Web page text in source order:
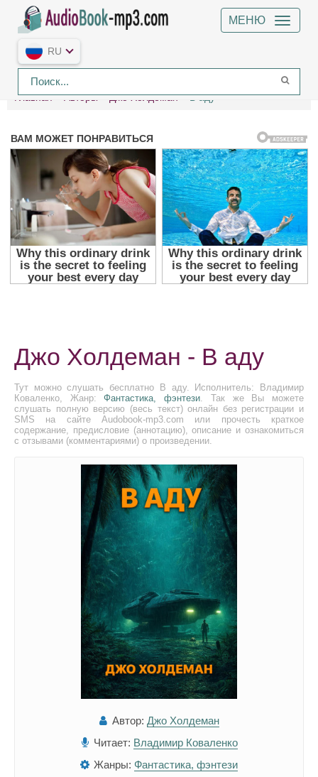
МЕНЮ
RU
Главная Авторы Джо Холдеман В аду
Джо Холдеман - В аду
Тут можно слушать бесплатно В аду. Исполнитель: Владимир
Коваленко, Жанр:Фантастика, фэнтези. Так же Вы можете
слушать полную версию (весь текст) онлайн без регистрации и
SMS на сайте Audobook-mp3.com или прочесть краткое
содержание, предисловие (аннотацию), описание и ознакомиться
с отзывами (комментариями) о произведении.
Автор: Джо Холдеман
Читает: Владимир Коваленко
Жанры: Фантастика, фэнтези